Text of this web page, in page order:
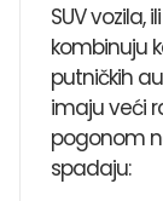
SUV vozila,
kombinuju
putničkih
imaju veći
pogonom
spadaju: